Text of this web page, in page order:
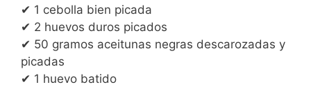
✔ 1 cebolla bien picada
✔ 2 huevos duros picados
✔ 50 gramos aceitunas negras descarozadas y
picadas
✔ 1 huevo batido